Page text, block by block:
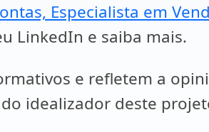
Especialista em
LinkedIn e saiba mais.
e refletem a
idealizador deste